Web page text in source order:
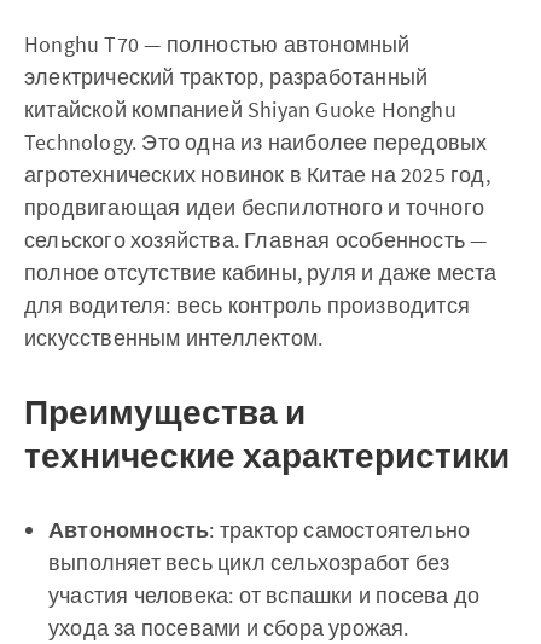
Honghu T70 — полностью автономный
электрический трактор, разработанный
китайской компанией Shiyan Guoke Honghu
Technology. Это одна из наиболее передовых
агротехнических новинок в Китае на 2025 год,
продвигающая идеи беспилотного и точного
сельского хозяйства. Главная особенность —
полное отсутствие кабины, руля и даже места
для водителя: весь контроль производится
искусственным интеллектом.
Преимущества и
технические характеристики
Автономность: трактор самостоятельно
выполняет весь цикл сельхозработ без
участия человека: от вспашки и посева до
ухода за посевами и сбора урожая.